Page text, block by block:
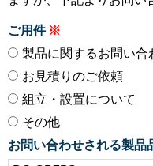
ご用件
製品に関するお問い合
お見積りのご依頼
組立・設置について
その他
お問い合わせされる製品